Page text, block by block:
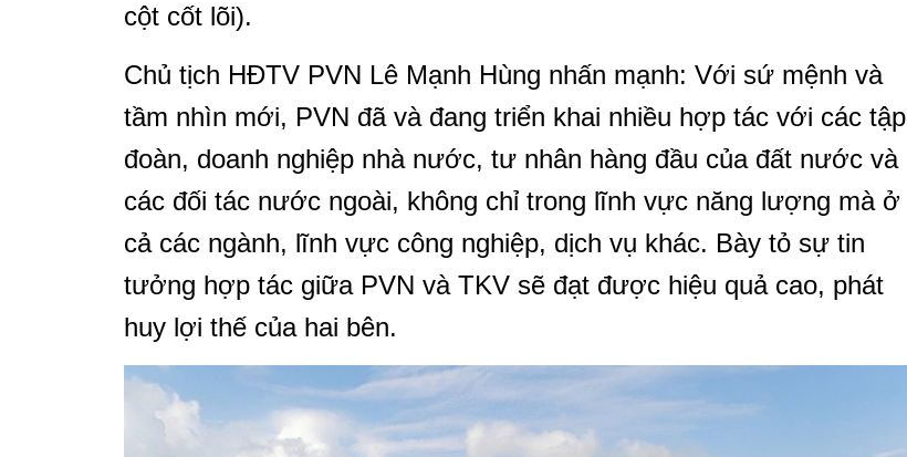
cột cốt lõi).
Chủ tịch HĐTV PVN Lê Mạnh Hùng nhấn mạnh: Với sứ mệnh và
tầm nhìn mới, PVN đã và đang triển khai nhiều hợp tác với các tập
đoàn, doanh nghiệp nhà nước, tư nhân hàng đầu của đất nước và
các đối tác nước ngoài, không chỉ trong lĩnh vực năng lượng mà ở
cả các ngành, lĩnh vực công nghiệp, dịch vụ khác. Bày tỏ sự tin
tưởng hợp tác giữa PVN và TKV sẽ đạt được hiệu quả cao, phát
huy lợi thế của hai bên.